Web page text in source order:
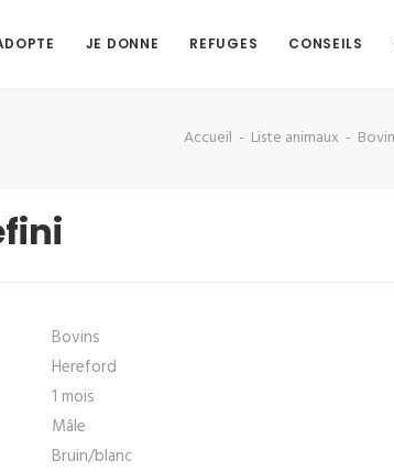
JE DONNE REFUGES CONSEILS
Accueil Liste animaux
Bovins
Hereford
1 mois
Mâle
Bruin/blanc